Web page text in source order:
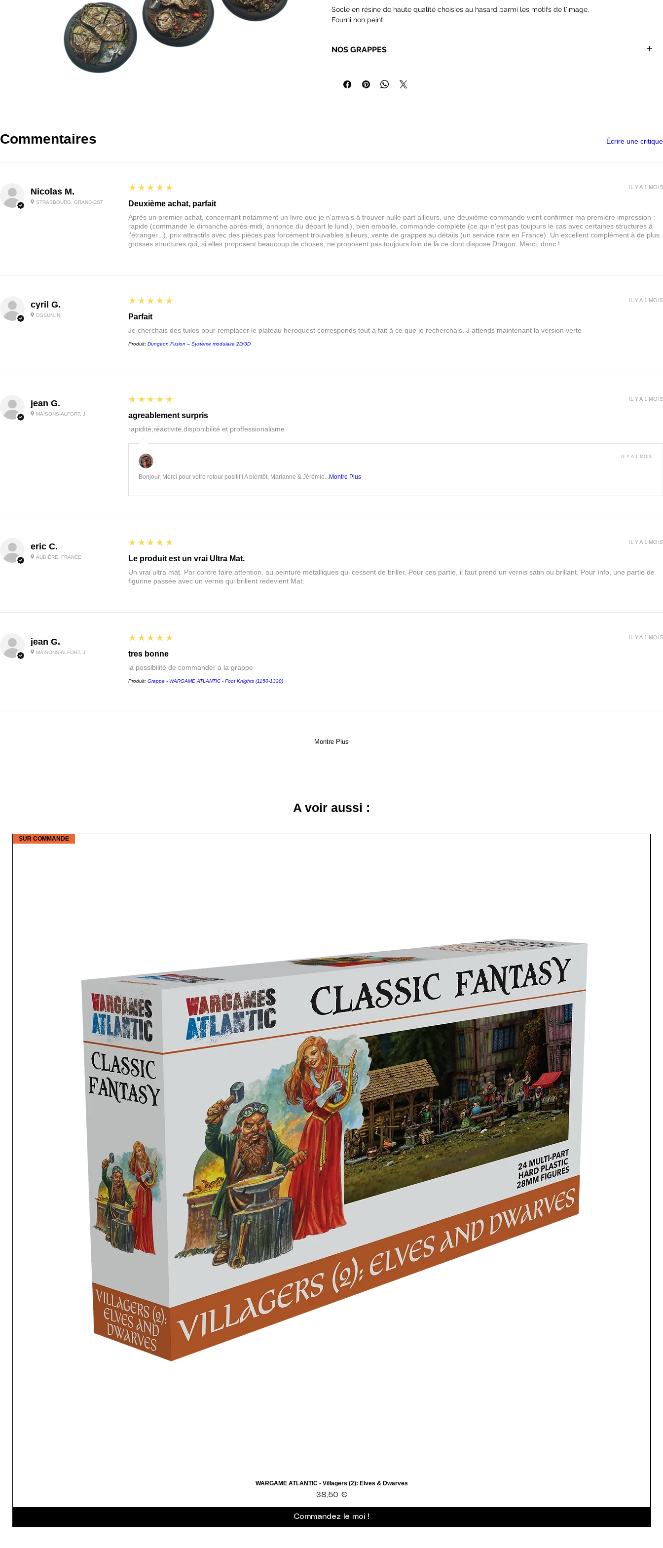
Socle en résine de haute qualité choisies au hasard parmi les motifs de l'image.
Fourni non peint.
NOS GRAPPES
faudra disposer d'outils de modélisme comme des pinces coupantes, cutter de précision, limes,
colles etc. Nous proposons tous ces accessoires dans notre boutique et nous sommes
Commentaires Écrire une critique
Nicolas M.
STRASBOURG, GRAND-EST
5
★★★★★
Deuxième achat, parfait
Après un premier achat, concernant notamment un livre que je n'arrivais à trouver nulle part ailleurs, une deuxième commande vient confirmer ma première impression :
rapide (commande le dimanche après-midi, annonce du départ le lundi), bien emballé, commande complète (ce qui n'est pas toujours le cas avec certaines structures à
l'étranger...), prix attractifs avec des pièces pas forcément trouvables ailleurs, vente de grappes au détails (un service rare en France). Un excellent complément à de plus
grosses structures qui, si elles proposent beaucoup de choses, ne proposent pas toujours loin de là ce dont dispose Dragon. Merci, donc !
IL Y A 1 MOIS
cyril G.
OSSUN, N
5
★★★★★
Parfait
Je cherchais des tuiles pour remplacer le plateau heroquest corresponds tout à fait à ce que je recherchais. J attends maintenant la version verte
Produit: Dungeon Fusion – Système modulaire 2D/3D
IL Y A 1 MOIS
jean G.
MAISONS-ALFORT, J
5
★★★★★
agreablement surpris
rapidité,réactivité,disponibilité et proffessionalisme
IL Y A 1 MOIS
:
Bonjour, Merci pour votre retour positif ! A bientôt, Marianne & Jérémie...Montre Plus
IL Y A 1 MOIS
eric C.
AUBIÈRE, FRANCE
5
★★★★★
Le produit est un vrai Ultra Mat.
Un vrai ultra mat. Par contre faire attention, au peinture metalliques qui cessent de briller. Pour ces partie, il faut prend un vernis satin ou brillant. Pour Info, une partie de
figurine passée avec un vernis qui brillent redevient Mat.
IL Y A 1 MOIS
jean G.
MAISONS-ALFORT, J
5
★★★★★
tres bonne
la possibilité de commander a la grappe
Produit: Grappe - WARGAME ATLANTIC - Foot Knights (1150-1320)
IL Y A 1 MOIS
Montre Plus
A voir aussi :
Aperçu rapide
SUR COMMANDE
WARGAME ATLANTIC - Villagers (2): Elves & Dwarves
Prix
38,50 €
Commandez le moi !